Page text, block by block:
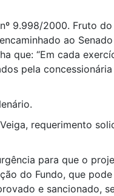
9.998/2000. Fruto
ao
que: “Em cada
pela
requerimento
para que o
do Fundo, que
e sancionado,